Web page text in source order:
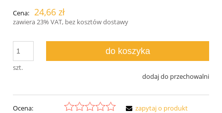
Cena: 24,66 zł
zawiera 23% VAT, bez kosztów dostawy
szt.
do koszyka
dodaj do przechowalni
Ocena:
zapytaj o produkt